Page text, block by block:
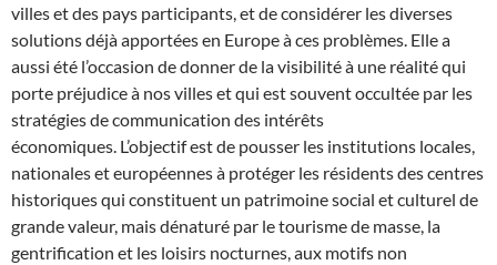
villes et des pays participants, et de considérer les diverses
solutions déjà apportées en Europe à ces problèmes. Elle a
aussi été l’occasion de donner de la visibilité à une réalité qui
porte préjudice à nos villes et qui est souvent occultée par les
stratégies de communication des intérêts
économiques. L’objectif est de pousser les institutions locales,
nationales et européennes à protéger les résidents des centres
historiques qui constituent un patrimoine social et culturel de
grande valeur, mais dénaturé par le tourisme de masse, la
gentrification et les loisirs nocturnes, aux motifs non